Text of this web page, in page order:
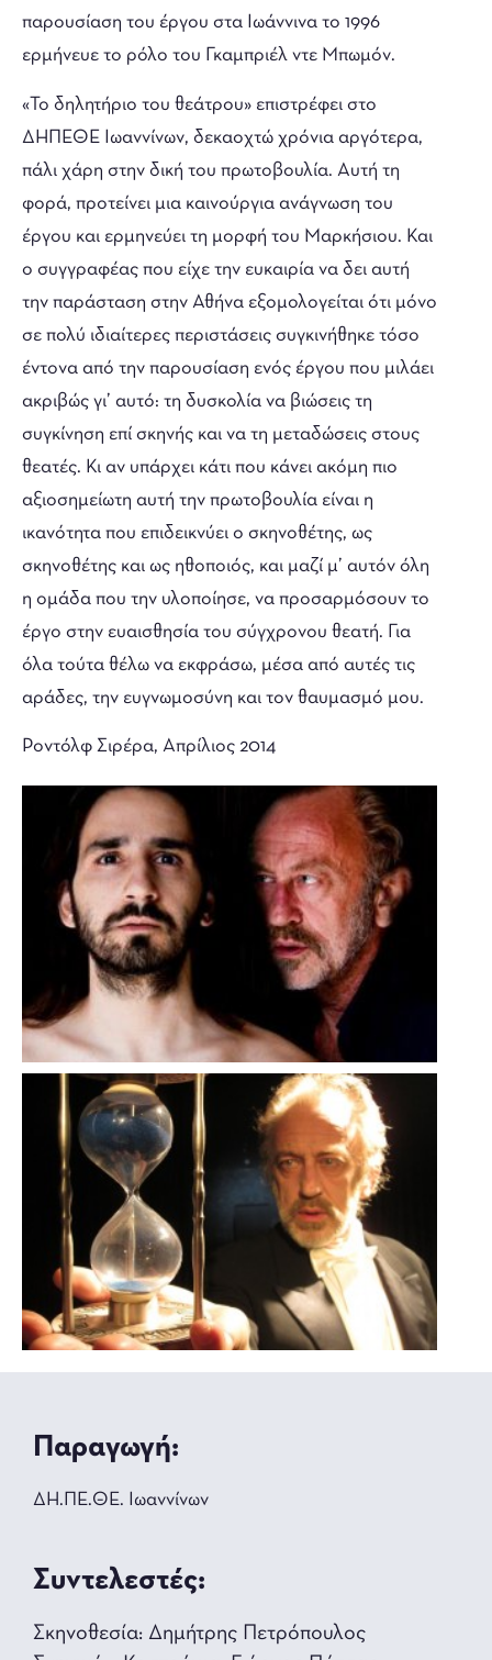
παρουσίαση του έργου στα Ιωάννινα το 1996
ερμήνευε το ρόλο του Γκαμπριέλ ντε Μπωμόν.
«Το δηλητήριο του θεάτρου» επιστρέφει στο
ΔΗΠΕΘΕ Ιωαννίνων, δεκαοχτώ χρόνια αργότερα,
πάλι χάρη στην δική του πρωτοβουλία. Αυτή τη
φορά, προτείνει μια καινούργια ανάγνωση του
έργου και ερμηνεύει τη μορφή του Μαρκήσιου. Και
ο συγγραφέας που είχε την ευκαιρία να δει αυτή
την παράσταση στην Αθήνα εξομολογείται ότι μόνο
σε πολύ ιδιαίτερες περιστάσεις συγκινήθηκε τόσο
έντονα από την παρουσίαση ενός έργου που μιλάει
ακριβώς γι’ αυτό: τη δυσκολία να βιώσεις τη
συγκίνηση επί σκηνής και να τη μεταδώσεις στους
θεατές. Κι αν υπάρχει κάτι που κάνει ακόμη πιο
αξιοσημείωτη αυτή την πρωτοβουλία είναι η
ικανότητα που επιδεικνύει ο σκηνοθέτης, ως
σκηνοθέτης και ως ηθοποιός, και μαζί μ’ αυτόν όλη
η ομάδα που την υλοποίησε, να προσαρμόσουν το
έργο στην ευαισθησία του σύγχρονου θεατή. Για
όλα τούτα θέλω να εκφράσω, μέσα από αυτές τις
αράδες, την ευγνωμοσύνη και τον θαυμασμό μου.
Ροντόλφ Σιρέρα, Απρίλιος 2014
Παραγωγή:
ΔΗ.ΠΕ.ΘΕ. Ιωαννίνων
Συντελεστές:
Σκηνοθεσία: Δημήτρης Πετρόπουλος